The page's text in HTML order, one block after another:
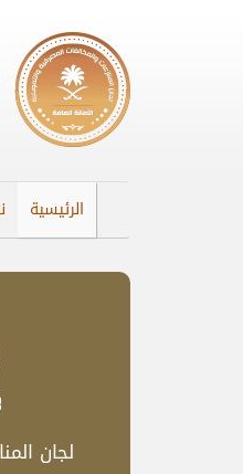
الرئيسية
​​لجان